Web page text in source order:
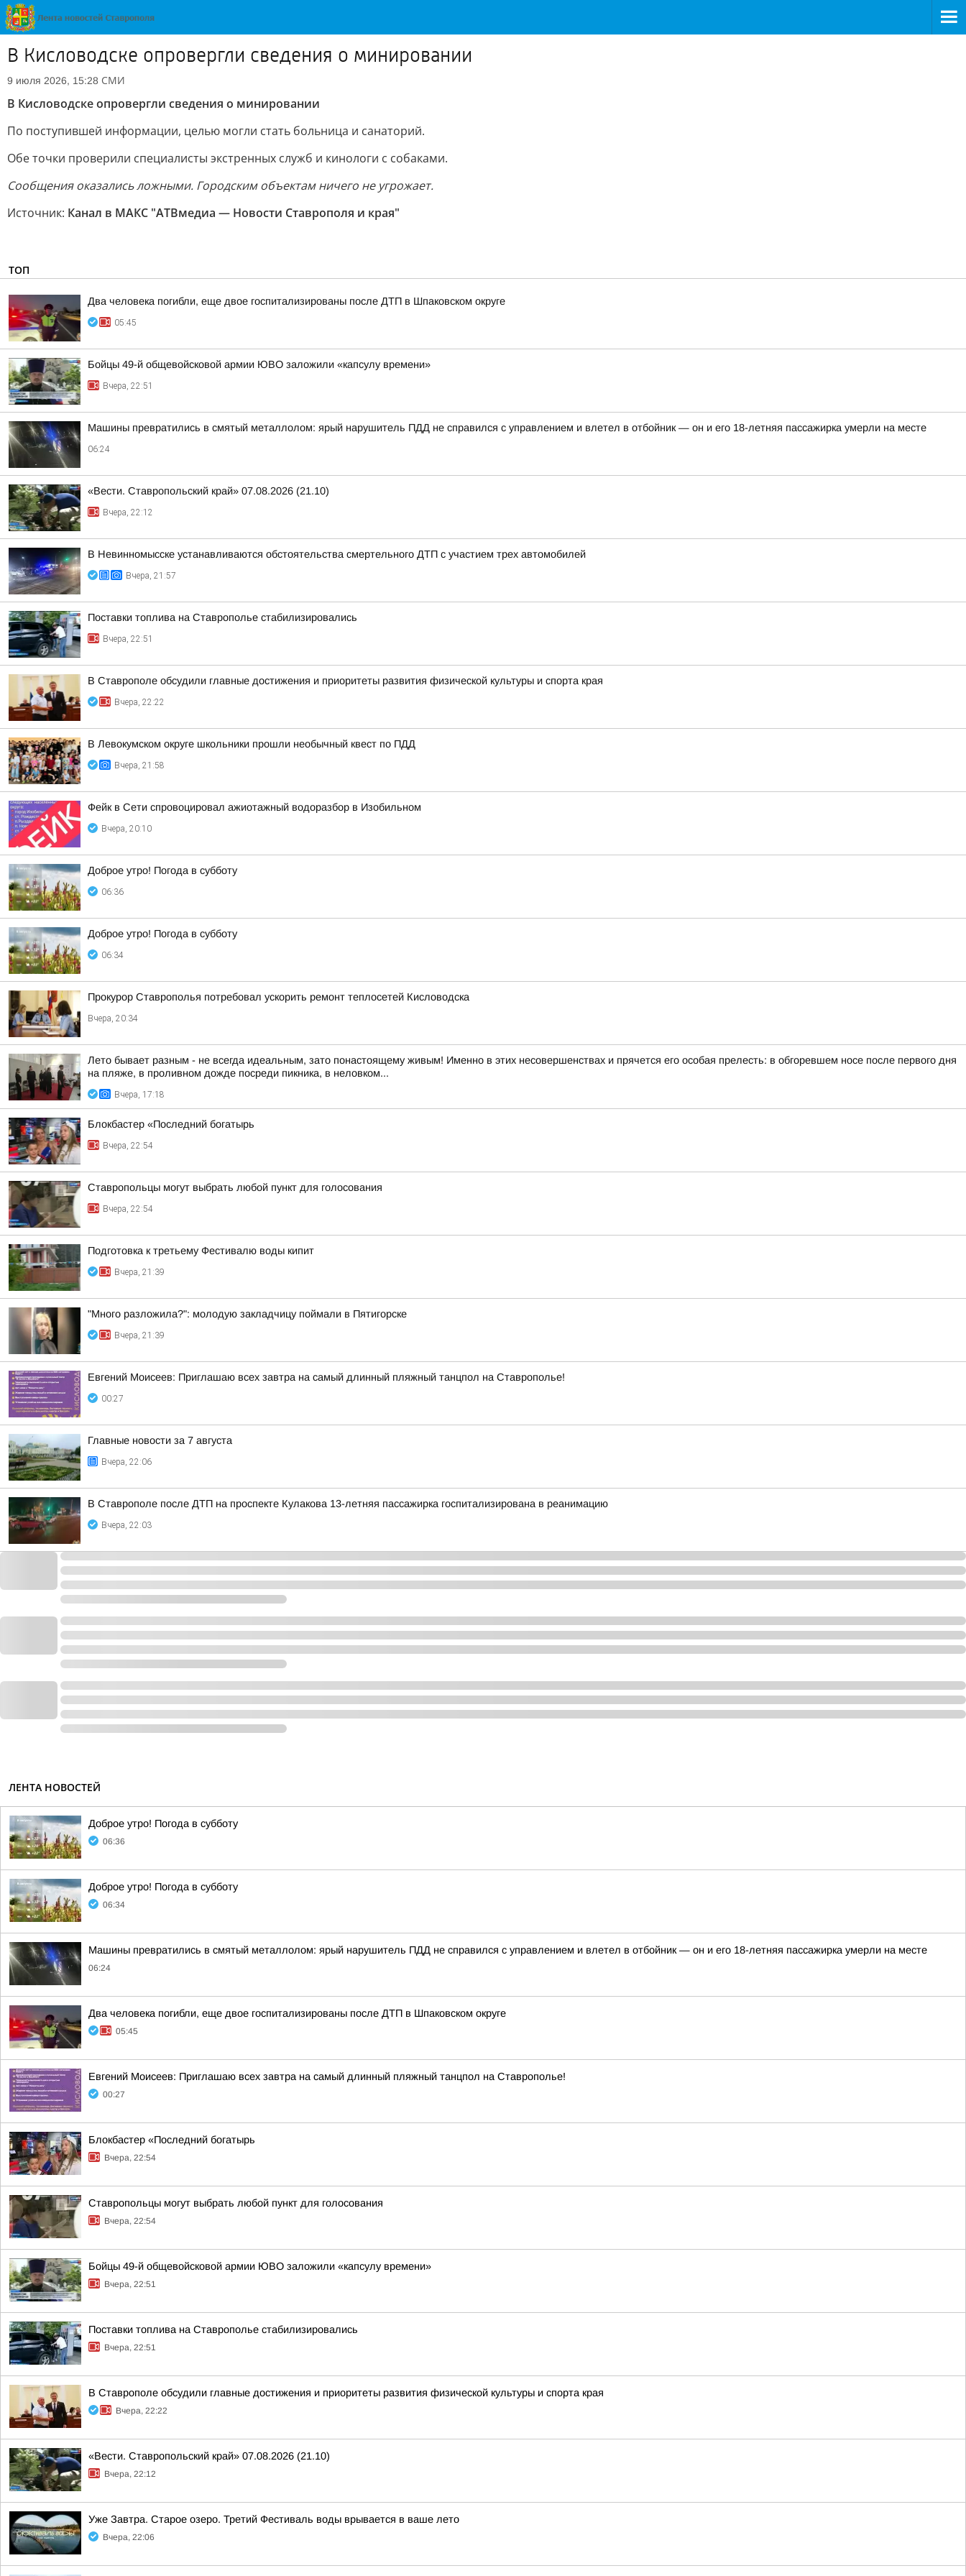
В Кисловодске опровергли сведения о минировании
9 июля 2026, 15:28 СМИ
В Кисловодске опровергли сведения о минировании
По поступившей информации, целью могли стать больница и санаторий.
Обе точки проверили специалисты экстренных служб и кинологи с собаками.
Сообщения оказались ложными. Городским объектам ничего не угрожает.
Источник: Канал в МАКС "АТВмедиа — Новости Ставрополя и края"
ТОП
Два человека погибли, еще двое госпитализированы после ДТП в Шпаковском округе
05:45
Бойцы 49-й общевойсковой армии ЮВО заложили «капсулу времени»
Вчера, 22:51
Машины превратились в смятый металлолом: ярый нарушитель ПДД не справился с управлением и влетел в отбойник — он и его 18-летняя пассажирка умерли на месте
06:24
«Вести. Ставропольский край» 07.08.2026 (21.10)
Вчера, 22:12
В Невинномысске устанавливаются обстоятельства смертельного ДТП с участием трех автомобилей
Вчера, 21:57
Поставки топлива на Ставрополье стабилизировались
Вчера, 22:51
В Ставрополе обсудили главные достижения и приоритеты развития физической культуры и спорта края
Вчера, 22:22
В Левокумском округе школьники прошли необычный квест по ПДД
Вчера, 21:58
Фейк в Сети спровоцировал ажиотажный водоразбор в Изобильном
Вчера, 20:10
Доброе утро! Погода в субботу
06:36
Доброе утро! Погода в субботу
06:34
Прокурор Ставрополья потребовал ускорить ремонт теплосетей Кисловодска
Вчера, 20:34
Лето бывает разным - не всегда идеальным, зато понастоящему живым! Именно в этих несовершенствах и прячется его особая прелесть: в обгоревшем носе после первого дня
на пляже, в проливном дожде посреди пикника, в неловком...
Вчера, 17:18
Блокбастер «Последний богатырь
Вчера, 22:54
Ставропольцы могут выбрать любой пункт для голосования
Вчера, 22:54
Подготовка к третьему Фестивалю воды кипит
Вчера, 21:39
"Много разложила?": молодую закладчицу поймали в Пятигорске
Вчера, 21:39
Евгений Моисеев: Приглашаю всех завтра на самый длинный пляжный танцпол на Ставрополье!
00:27
Главные новости за 7 августа
Вчера, 22:06
В Ставрополе после ДТП на проспекте Кулакова 13-летняя пассажирка госпитализирована в реанимацию
Вчера, 22:03
ЛЕНТА НОВОСТЕЙ
Доброе утро! Погода в субботу
06:36
Доброе утро! Погода в субботу
06:34
Машины превратились в смятый металлолом: ярый нарушитель ПДД не справился с управлением и влетел в отбойник — он и его 18-летняя пассажирка умерли на месте
06:24
Два человека погибли, еще двое госпитализированы после ДТП в Шпаковском округе
05:45
Евгений Моисеев: Приглашаю всех завтра на самый длинный пляжный танцпол на Ставрополье!
00:27
Блокбастер «Последний богатырь
Вчера, 22:54
Ставропольцы могут выбрать любой пункт для голосования
Вчера, 22:54
Бойцы 49-й общевойсковой армии ЮВО заложили «капсулу времени»
Вчера, 22:51
Поставки топлива на Ставрополье стабилизировались
Вчера, 22:51
В Ставрополе обсудили главные достижения и приоритеты развития физической культуры и спорта края
Вчера, 22:22
«Вести. Ставропольский край» 07.08.2026 (21.10)
Вчера, 22:12
Уже Завтра. Старое озеро. Третий Фестиваль воды врывается в ваше лето
Вчера, 22:06